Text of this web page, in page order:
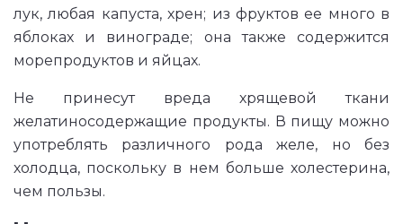
лук, любая капуста, хрен; из фруктов ее много в
яблоках и винограде; она также содержится
морепродуктов и яйцах.
Не принесут вреда хрящевой ткани
желатиносодержащие продукты. В пищу можно
употреблять различного рода желе, но без
холодца, поскольку в нем больше холестерина,
чем пользы.